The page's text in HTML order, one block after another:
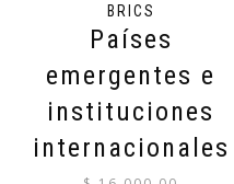
BRICS
Países
emergentes e
instituciones
internacionales